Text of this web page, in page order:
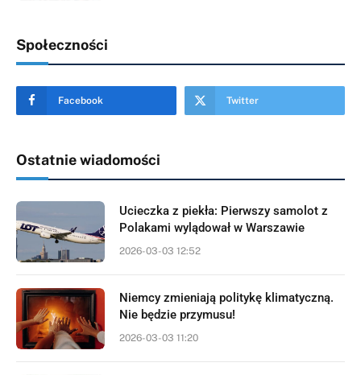
Społeczności
Facebook Twitter
Ostatnie wiadomości
Ucieczka z piekła: Pierwszy samolot z
Polakami wylądował w Warszawie
2026-03-03 12:52
Niemcy zmieniają politykę klimatyczną.
Nie będzie przymusu!
2026-03-03 11:20